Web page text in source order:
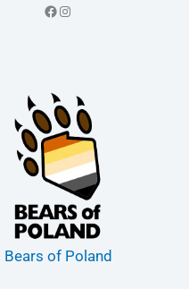
Facebook Instagram
Bears of Poland